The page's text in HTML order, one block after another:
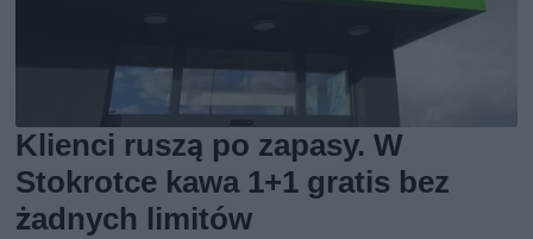
Klienci ruszą po zapasy. W
Stokrotce kawa 1+1 gratis bez
żadnych limitów